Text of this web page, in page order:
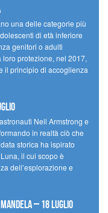
una delle categorie più
di età inferiore
genitori o adulti
protezione, nel 2017,
il principio di accoglienza
Neil Armstrong e
in realtà ciò che
storica ha ispirato
il cui scopo è
dell’esplorazione e
– 18 luglio